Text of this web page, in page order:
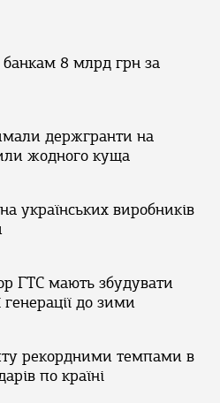
8 млрд грн за
держгранти на
жодного куща
українських виробників
ГТС мають збудувати
до зими
рекордними темпами в
по країні